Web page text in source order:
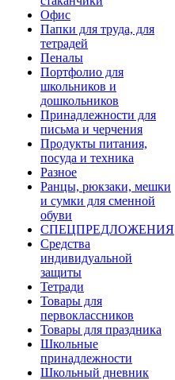
Офис
Папки для труда, для
тетрадей
Пеналы
Портфолио для
школьников и
дошкольников
Принадлежности для
письма и черчения
Продукты питания,
посуда и техника
Разное
Ранцы, рюкзаки, мешки
и сумки для сменной
обуви
СПЕЦПРЕДЛОЖЕНИЯ
Средства
индивидуальной
защиты
Тетради
Товары для
первоклассников
Товары для праздника
Школьные
принадлежности
Школьный дневник